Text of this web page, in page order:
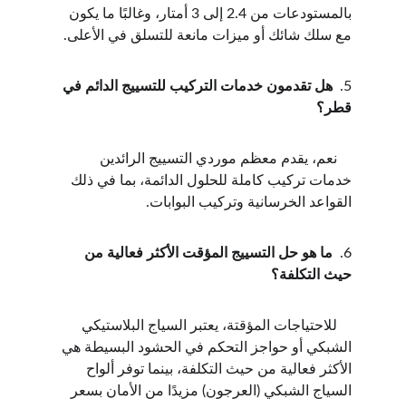
بالمستودعات من 2.4 إلى 3 أمتار، وغالبًا ما يكون
مع سلك شائك أو ميزات مانعة للتسلق في الأعلى.
5.
هل تقدمون خدمات التركيب للتسييج الدائم في
قطر؟
    نعم، يقدم معظم موردي التسييج الرائدين
خدمات تركيب كاملة للحلول الدائمة، بما في ذلك
القواعد الخرسانية وتركيب البوابات.
6.
ما هو حل التسييج المؤقت الأكثر فعالية من
حيث التكلفة؟
    للاحتياجات المؤقتة، يعتبر السياج البلاستيكي
الشبكي أو حواجز التحكم في الحشود البسيطة هي
الأكثر فعالية من حيث التكلفة، بينما توفر ألواح
السياج الشبكي (العرجون) مزيدًا من الأمان بسعر